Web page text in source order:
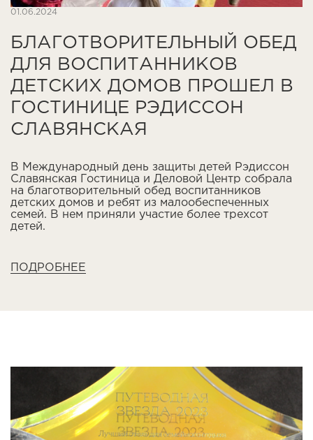
01.06.2024
БЛАГОТВОРИТЕЛЬНЫЙ ОБЕД
ДЛЯ ВОСПИТАННИКОВ
ДЕТСКИХ ДОМОВ ПРОШЕЛ В
ГОСТИНИЦЕ РЭДИССОН
СЛАВЯНСКАЯ
В Международный день защиты детей Рэдиссон
Славянская Гостиница и Деловой Центр собрала
на благотворительный обед воспитанников
детских домов и ребят из малообеспеченных
семей. В нем приняли участие более трехсот
детей.
ПОДРОБНЕЕ